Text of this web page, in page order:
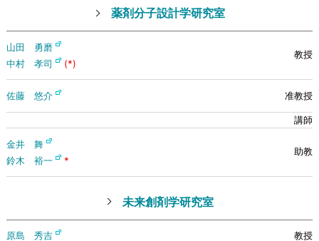
薬剤分子設計学研究室
山田 勇磨
中村 孝司
(*)
佐藤 悠介
金井 舞
鈴木 裕一
*
未来創剤学研究室
原島 秀吉